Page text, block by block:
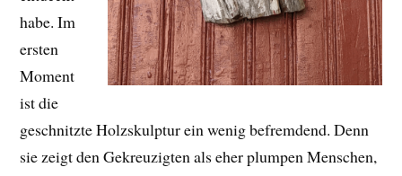
habe. Im
ersten
Moment
ist die
geschnitzte Holzskulptur ein wenig befremdend. Denn
sie zeigt den Gekreuzigten als eher plumpen Menschen,